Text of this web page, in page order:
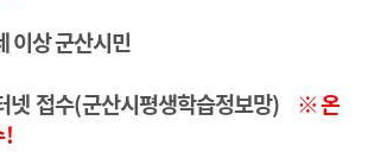
이상 군산시민
넷 접수(군산시평생학습정보망)
※온
!